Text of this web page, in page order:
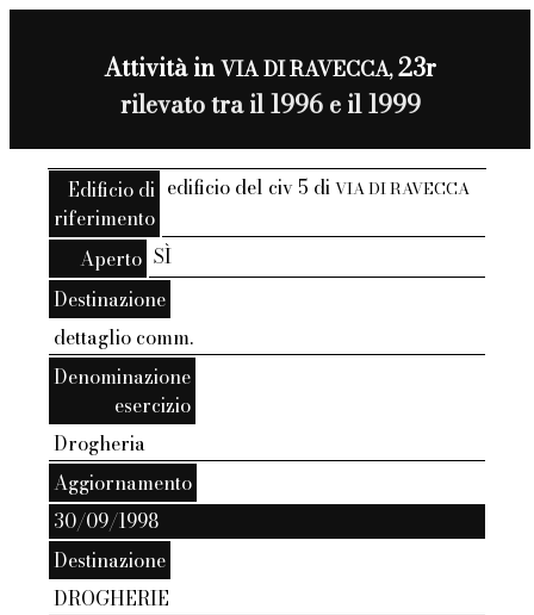
Attività inVIA DI RAVECCA,23r
rilevato tra il 1996 e il 1999
Edificio di
riferimento
edificio del civ 5 diVIA DI RAVECCA
Aperto SÌ
Destinazione
dettaglio comm.
Denominazione
esercizio
Drogheria
Aggiornamento
30/09/1998
Destinazione
DROGHERIE